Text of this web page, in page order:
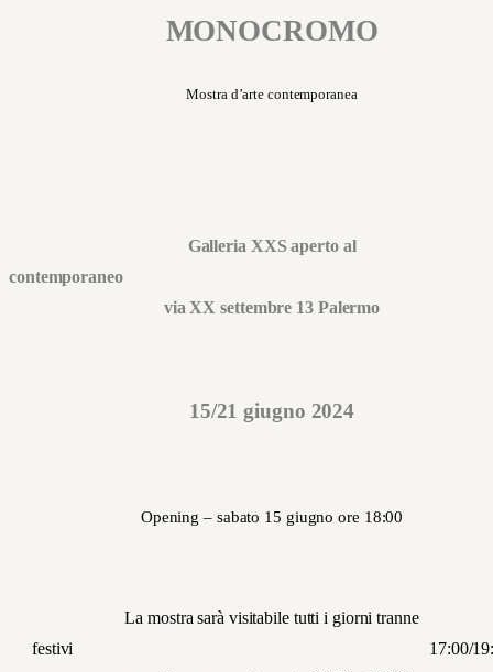
MONOCROMO
Mostra d’arte contemporanea
Galleria XXS aperto al
via XX settembre 13 Palermo
15/21 giugno 2024
Opening – sabato 15 giugno ore 18:00
La mostra sarà visitabile tutti i giorni tranne
festivi 17:00/